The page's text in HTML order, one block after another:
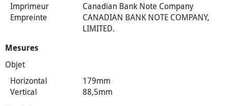
Imprimeur
Canadian Bank Note Company
Empreinte
CANADIAN BANK NOTE COMPANY,
LIMITED.
Mesures
Objet
Horizontal
179mm
Vertical
88,5mm